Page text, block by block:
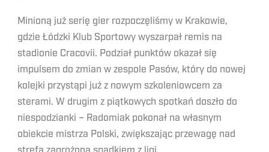
Minioną już serię gier rozpoczęliśmy w Krakowie,
gdzie Łódzki Klub Sportowy wyszarpał remis na
stadionie Cracovii. Podział punktów okazał się
impulsem do zmian w zespole Pasów, który do nowej
kolejki przystąpi już z nowym szkoleniowcem za
sterami. W drugim z piątkowych spotkań doszło do
niespodzianki – Radomiak pokonał na własnym
obiekcie mistrza Polski, zwiększając przewagę nad